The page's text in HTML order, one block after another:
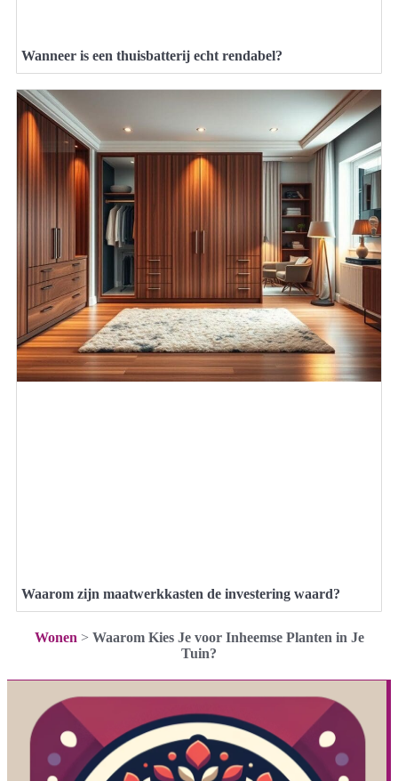
Wanneer is een thuisbatterij echt rendabel?
Waarom zijn maatwerkkasten de investering waard?
Wonen > Waarom Kies Je voor Inheemse Planten in Je
Tuin?